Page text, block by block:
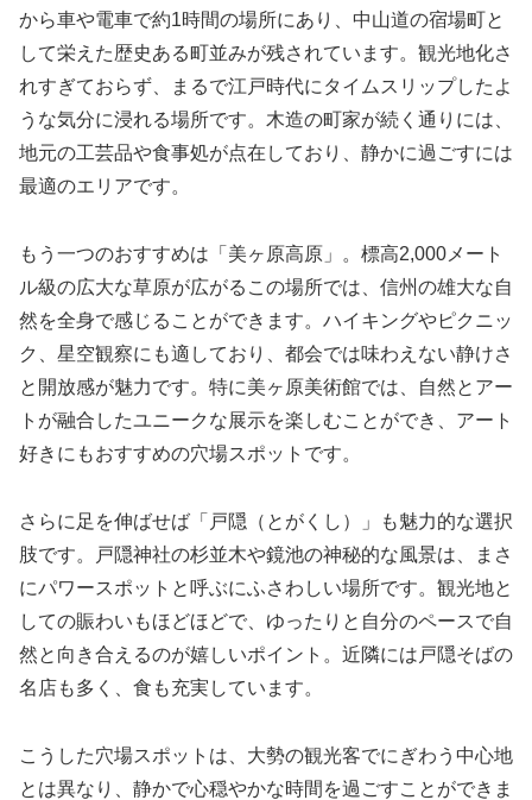
から車や電車で約1時間の場所にあり、中山道の宿場町と
して栄えた歴史ある町並みが残されています。観光地化さ
れすぎておらず、まるで江戸時代にタイムスリップしたよ
うな気分に浸れる場所です。木造の町家が続く通りには、
地元の工芸品や食事処が点在しており、静かに過ごすには
最適のエリアです。
もう一つのおすすめは「美ヶ原高原」。標高2,000メート
ル級の広大な草原が広がるこの場所では、信州の雄大な自
然を全身で感じることができます。ハイキングやピクニッ
ク、星空観察にも適しており、都会では味わえない静けさ
と開放感が魅力です。特に美ヶ原美術館では、自然とアー
トが融合したユニークな展示を楽しむことができ、アート
好きにもおすすめの穴場スポットです。
さらに足を伸ばせば「戸隠（とがくし）」も魅力的な選択
肢です。戸隠神社の杉並木や鏡池の神秘的な風景は、まさ
にパワースポットと呼ぶにふさわしい場所です。観光地と
しての賑わいもほどほどで、ゆったりと自分のペースで自
然と向き合えるのが嬉しいポイント。近隣には戸隠そばの
名店も多く、食も充実しています。
こうした穴場スポットは、大勢の観光客でにぎわう中心地
とは異なり、静かで心穏やかな時間を過ごすことができま